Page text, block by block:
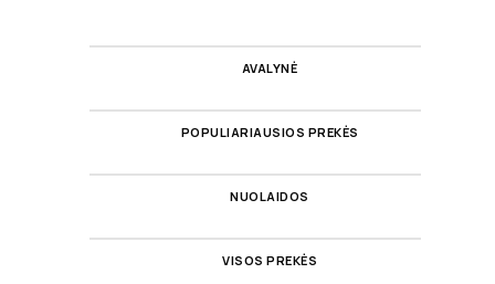
AVALYNĖ
POPULIARIAUSIOS PREKĖS
NUOLAIDOS
VISOS PREKĖS